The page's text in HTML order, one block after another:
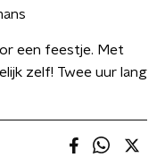
een feestje. Met
zelf! Twee uur lang